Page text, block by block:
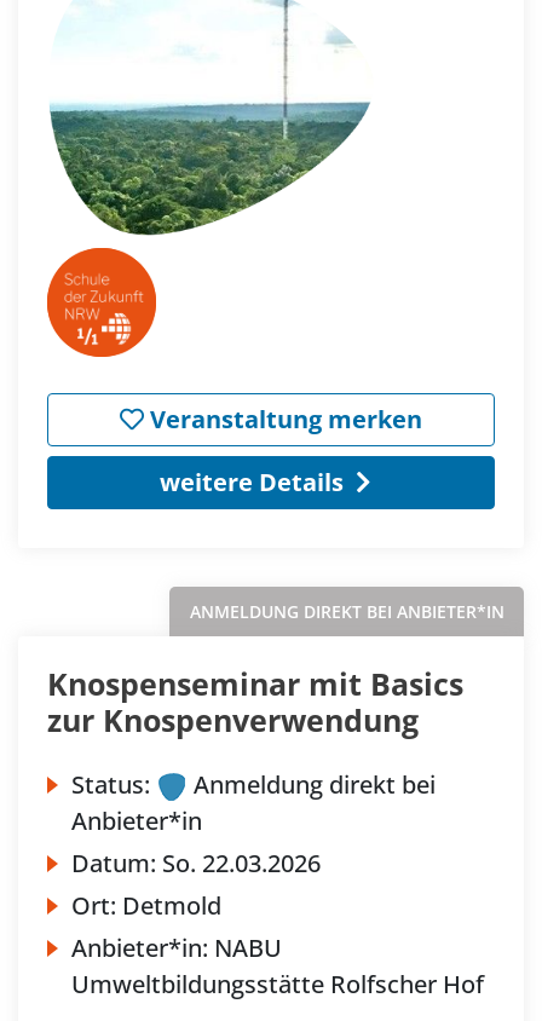
Veranstaltung merken
weitere Details
ANMELDUNG DIREKT BEI ANBIETER*IN
Knospenseminar mit Basics
zur Knospenverwendung
Status:
Anmeldung direkt bei
Anbieter*in
Datum: So. 22.03.2026
Ort: Detmold
Anbieter*in: NABU
Umweltbildungsstätte Rolfscher Hof